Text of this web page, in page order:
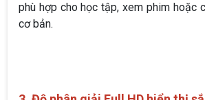
phù hợp cho học tập, xem phim hoặc
cơ bản.